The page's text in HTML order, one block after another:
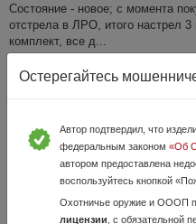
Состояние - новое; с момента
отстрела в ЛРО, итого настрел
комплект, все д...
Остерегайтесь
Автор подтвердил, что
федеральным законом «Об
автором предоставлена
воспользуйтесь кнопкой
Охотничье оружие и ОООП
лицензии , с обязательной